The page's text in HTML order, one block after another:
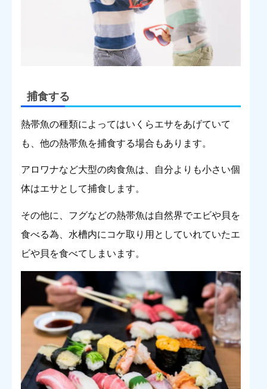
捕食する
熱帯魚の種類によってはいくらエサをあげていて
も、他の熱帯魚を捕食する場合もあります。
アロワナなど大型の肉食魚は、自分よりも小さい個
体はエサとして捕食します。
その他に、フグなどの熱帯魚は自然界でエビや貝を
食べる為、水槽内にコケ取り用としていれていたエ
ビや貝を食べてしまいます。